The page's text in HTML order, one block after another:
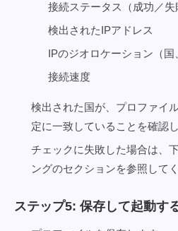
接続ステータス（成功／失
検出されたIPアドレス
IPのジオロケーション（国
接続速度
検出された国が、プロファイ
定に一致していることを確認し
チェックに失敗した場合は、
ングのセクションを参照してく
ステップ5: 保存して起動す